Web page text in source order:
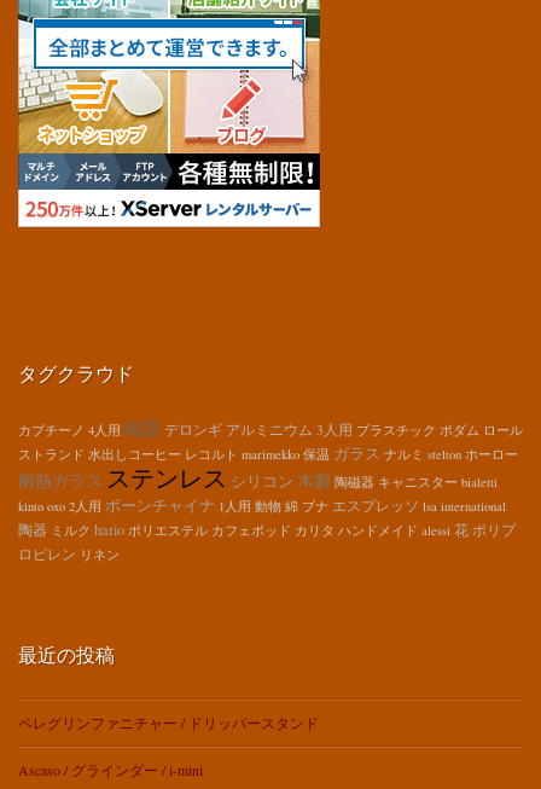
タグクラウド
カプチーノ 4人用 磁器 デロンギ アルミニウム 3人用 プラスチック ボダム ロール
ストランド 水出しコーヒー レコルト marimekko 保温 ガラス ナルミ stelton ホーロー
耐熱ガラス ステンレス シリコン 木製 陶磁器 キャニスター bialetti
kinto oxo 2人用 ボーンチャイナ 1人用 動物 綿 ブナ エスプレッソ lsa international
陶器 ミルク hario ポリエステル カフェポッド カリタ ハンドメイド alessi 花 ポリプ
ロピレン リネン
最近の投稿
ペレグリンファニチャー / ドリッパースタンド
Ascaso / グラインダー / i-mini